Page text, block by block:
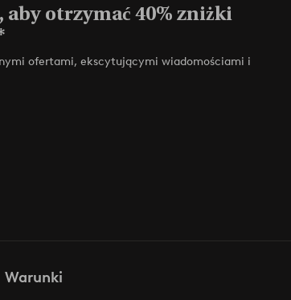
aby otrzymać 40% zniżki
ofertami, ekscytującymi wiadomościami i
Warunki